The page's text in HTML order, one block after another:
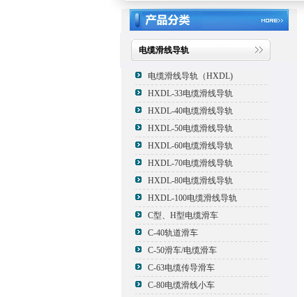
电缆滑线导轨
电缆滑线导轨（HXDL)
HXDL-33电缆滑线导轨
HXDL-40电缆滑线导轨
HXDL-50电缆滑线导轨
HXDL-60电缆滑线导轨
HXDL-70电缆滑线导轨
HXDL-80电缆滑线导轨
HXDL-100电缆滑线导轨
C型、H型电缆滑车
C-40轨道滑车
C-50滑车/电缆滑车
C-63电缆传导滑车
C-80电缆滑线小车